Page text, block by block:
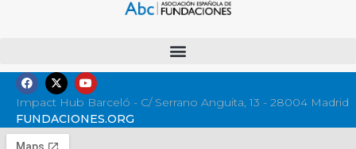
Impact Hub Barceló - C/ Serrano Anguita, 13 - 28004 Madrid
FUNDACIONES.ORG